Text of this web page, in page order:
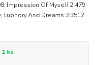
Impression Of Myself 2:479.
Euphory And Dreams 3:3512.
ks